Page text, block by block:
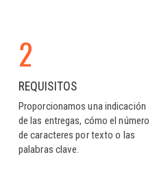
2
REQUISITOS
Proporcionamos una indicación
de las entregas, cómo el número
de caracteres por texto o las
palabras clave.